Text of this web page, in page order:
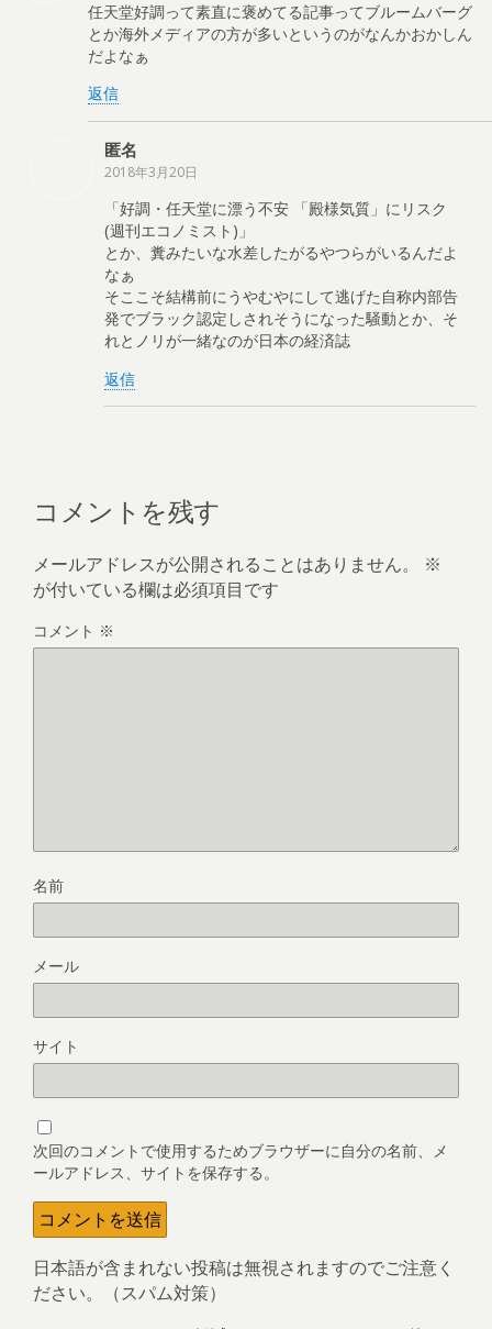
任天堂好調って素直に褒めてる記事ってブルームバーグ
とか海外メディアの方が多いというのがなんかおかしん
だよなぁ
返信
匿名
2018年3月20日
「好調・任天堂に漂う不安 「殿様気質」にリスク
(週刊エコノミスト)」
とか、糞みたいな水差したがるやつらがいるんだよ
なぁ
そここそ結構前にうやむやにして逃げた自称内部告
発でブラック認定しされそうになった騒動とか、そ
れとノリが一緒なのが日本の経済誌
返信
コメントを残す
メールアドレスが公開されることはありません。
※
が付いている欄は必須項目です
コメント ※
名前
メール
サイト
次回のコメントで使用するためブラウザーに自分の名前、メ
ールアドレス、サイトを保存する。
日本語が含まれない投稿は無視されますのでご注意く
ださい。（スパム対策）